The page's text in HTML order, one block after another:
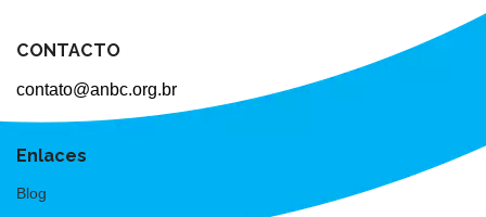
CONTACTO
contato@anbc.org.br
Enlaces
Blog